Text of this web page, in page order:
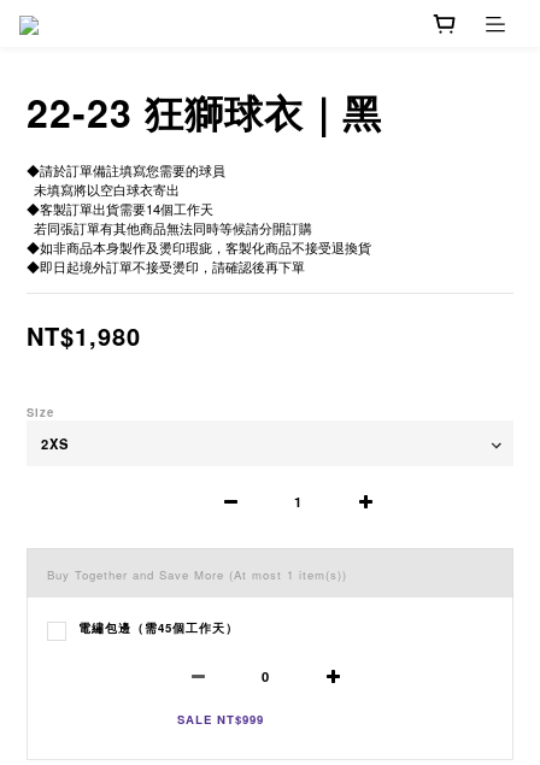
22-23 狂獅球衣｜黑
◆請於訂單備註填寫您需要的球員
  未填寫將以空白球衣寄出
◆客製訂單出貨需要14個工作天
  若同張訂單有其他商品無法同時等候請分開訂購
◆如非商品本身製作及燙印瑕疵，客製化商品不接受退換貨
◆即日起境外訂單不接受燙印，請確認後再下單
NT$1,980
Size
Buy Together and Save More (At most 1 item(s))
電繡包邊（需45個工作天）
SALE NT$999